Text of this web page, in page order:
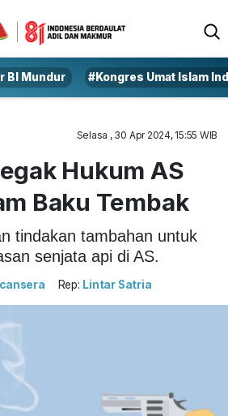
BI Mundur #Kongres Umat Islam
Selasa , 30 Apr 2024, 15:55 WIB
Hukum AS
Baku Tembak
tindakan tambahan untuk
senjata api di AS.
Rep: Lintar Satria